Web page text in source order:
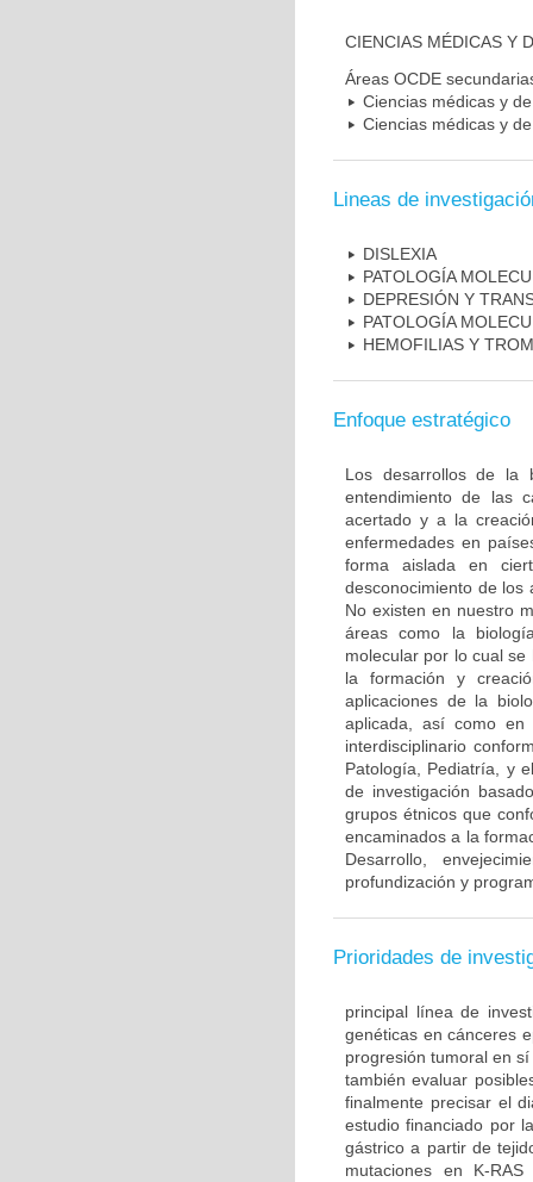
CIENCIAS MÉDICAS Y
Áreas OCDE
Ciencias médicas y
Ciencias médicas y
Lineas de
DISLEXIA
PATOLOGÍA
DEPRESIÓN Y
PATOLOGÍA
HEMOFILIAS Y
Enfoque estratégico
Los desarrollos de la
entendimiento de las
acertado y a la
enfermedades en
forma aislada en
desconocimiento de los
No existen en nuestro
áreas como la
molecular por lo cual
la formación y
aplicaciones de la
aplicada, así como en
interdisciplinario
Patología, Pediatría, y
de investigación
grupos étnicos que
encaminados a la
Desarrollo,
profundización y
Prioridades de
principal línea de
genéticas en cánceres
progresión tumoral en
también evaluar
finalmente precisar el
estudio financiado por
gástrico a partir de
mutaciones en K-